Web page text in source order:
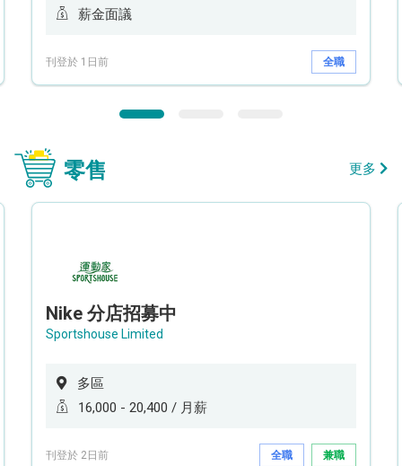
薪金面議
刊登於 1日前 全職
零售 更多
Nike 分店招募中
Sportshouse Limited
多區
16,000 - 20,400 / 月薪
刊登於 2日前 全職 兼職